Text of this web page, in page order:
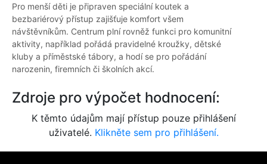
Pro menší děti je připraven speciální koutek a
bezbariérový přístup zajišťuje komfort všem
návštěvníkům. Centrum plní rovněž funkci pro komunitní
aktivity, například pořádá pravidelné kroužky, dětské
kluby a příměstské tábory, a hodí se pro pořádání
narozenin, firemních či školních akcí.
Zdroje pro výpočet hodnocení:
K těmto údajům mají přístup pouze přihlášení
uživatelé. Klikněte sem pro přihlášení.